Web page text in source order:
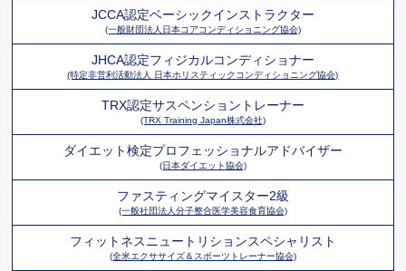
JCCA認定ベーシックインストラクター
(一般財団法人日本コアコンディショニング協会)
JHCA認定フィジカルコンディショナー
(特定非営利活動法人 日本ホリスティックコンディショニング協会)
TRX認定サスペンショントレーナー
(TRX Training Japan株式会社)
ダイエット検定プロフェッショナルアドバイザー
(日本ダイエット協会)
ファスティングマイスター2級
(一般社団法人分子整合医学美容食育協会)
フィットネスニュートリションスペシャリスト
(全米エクササイズ＆スポーツトレーナー協会)